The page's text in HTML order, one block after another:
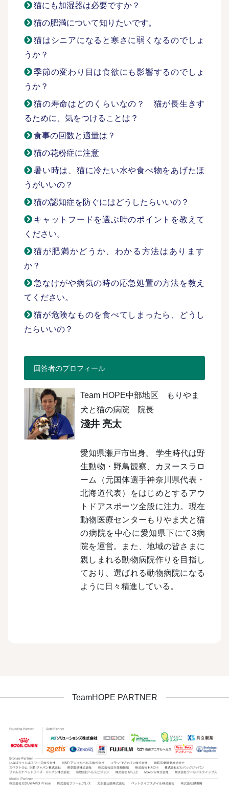
猫にも加湿器は必要ですか？
猫の肥満について知りたいです。
猫はシニアになると寒さに弱くなるのでしょ
うか？
季節の変わり目は食欲にも影響するのでしょ
うか？
猫の寿命はどのくらいなの？ 猫が長生きす
るために、気をつけることは？
食事の回数と適量は？
猫の花粉症に注意
暑い時は、猫に冷たい水や食べ物をあげたほ
うがいいの？
猫の認知症を防ぐにはどうしたらいいの？
キャットフードを選ぶ時のポイントを教えて
ください。
猫が肥満かどうか、わかる方法はあります
か？
急なけがや病気の時の応急処置の方法を教え
てください。
猫が危険なものを食べてしまったら、どうし
たらいいの？
回答者のプロフィール
Team HOPE中部地区 もりやま
犬と猫の病院 院長
淺井 亮太
愛知県瀬戸市出身。 学生時代は野
生動物・野鳥観察、カヌースラロ
ーム（元国体選手神奈川県代表・
北海道代表）をはじめとするアウ
トドアスポーツ全般に注力。現在
動物医療センターもりやま犬と猫
の病院を中心に愛知県下にて3病
院を運営。また、地域の皆さまに
親しまれる動物病院作りを目指し
ており、選ばれる動物病院になる
ように日々精進している。
TeamHOPE PARTNER